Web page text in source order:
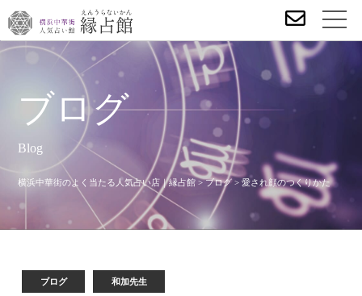
ブログ
Blog
横浜中華街のよく当たる人気占い店｜縁占館 >ブログ>愛され顔のつくりかた
ブログ 和加先生